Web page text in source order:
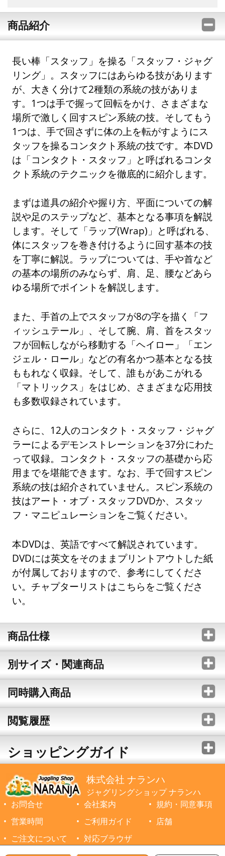
商品紹介
長い棒「スタッフ」を操る「スタッフ・ジャグ
リング」。スタッフにはあらゆる技があります
が、大きく分けて2種類の系統の技がありま
す。1つは手で握って回転をかけ、さまざまな
場所で激しく回すスピン系統の技。そしてもう
1つは、手で回さずに体の上を転がすようにス
タッフを操るコンタクト系統の技です。本DVD
は「コンタクト・スタッフ」と呼ばれるコンタ
クト系統のテクニックを徹底的に紹介します。
まずは道具の紹介や握り方、平面についての解
説や足のステップなど、基本となる事項を解説
します。そして「ラップ(Wrap)」と呼ばれる、
体にスタッフを巻き付けるように回す基本の技
を丁寧に解説。ラップについては、手や首など
の基本の場所のみならず、肩、足、腰などあら
ゆる場所でポイントを解説します。
また、手首の上でスタッフが8の字を描く「フ
ィッシュテール」、そして腕、肩、首をスタッ
フが回転しながら移動する「ヘイロー」「エン
ジェル・ロール」などの有名かつ基本となる技
ももれなく収録。そして、誰もがあこがれる
「マトリックス」をはじめ、さまざまな応用技
も多数収録されています。
さらに、12人のコンタクト・スタッフ・ジャグ
ラーによるデモンストレーションを37分にわた
って収録。コンタクト・スタッフの基礎から応
用までを堪能できます。なお、手で回すスピン
系統の技は紹介されていません。スピン系統の
技はアート・オブ・スタッフDVDか、スタッ
フ・マニピュレーションをご覧ください。
本DVDは、英語ですべて解説されています。
DVDには英文をそのままプリントアウトした紙
が付属しておりますので、参考にしてくださ
い。チャプターリストはこちらをご覧くださ
い。
商品仕様
別サイズ・関連商品
同時購入商品
閲覧履歴
ショッピングガイド
株式会社 ナランハ
ジャグリングショップ ナランハ
お問合せ
会社案内
規約・同意事項
営業時間
ご利用ガイド
店舗
ご注文について
対応ブラウザ
©1999-2026 NARANJA Inc. All Rights Reserved.